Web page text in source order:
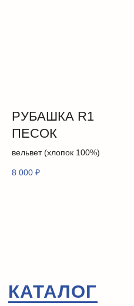
РУБАШКА R1
ПЕСОК
вельвет (хлопок 100%)
8 000 ₽